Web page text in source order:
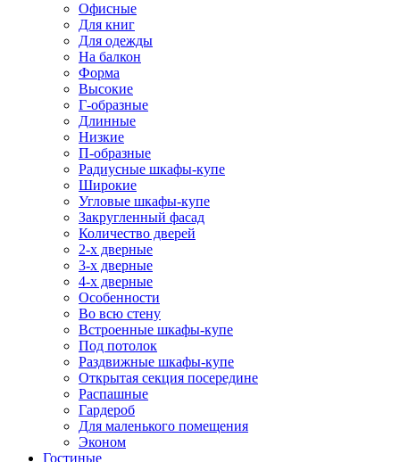
Офисные
Для книг
Для одежды
На балкон
Форма
Высокие
Г-образные
Длинные
Низкие
П-образные
Радиусные шкафы-купе
Широкие
Угловые шкафы-купе
Закругленный фасад
Количество дверей
2-х дверные
3-х дверные
4-х дверные
Особенности
Во всю стену
Встроенные шкафы-купе
Под потолок
Раздвижные шкафы-купе
Открытая секция посередине
Распашные
Гардероб
Для маленького помещения
Эконом
Гостиные